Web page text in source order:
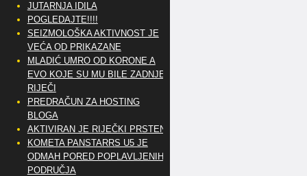
JUTARNJA IDILA
POGLEDAJTE!!!!
SEIZMOLOŠKA AKTIVNOST JE
VEĆA OD PRIKAZANE
MLADIĆ UMRO OD KORONE A
EVO KOJE SU MU BILE ZADNJE
RIJEČI
PREDRAČUN ZA HOSTING
BLOGA
AKTIVIRAN JE RIJEČKI PRSTEN
KOMETA PANSTARRS U5 JE
ODMAH PORED POPLAVLJENIH
PODRUČJA